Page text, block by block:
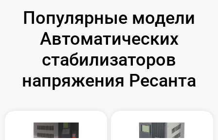
Популярные модели
Автоматических
стабилизаторов
напряжения Ресанта